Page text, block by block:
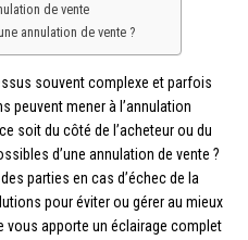
de vente
annulation de vente ?
souvent complexe et parfois
peuvent mener à l’annulation
soit du côté de l’acheteur ou du
d’une annulation de vente ?
parties en cas d’échec de la
pour éviter ou gérer au mieux
vous apporte un éclairage complet